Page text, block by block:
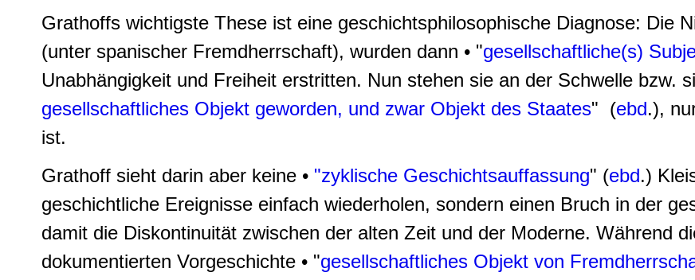
Grathoffs wichtigste These ist eine geschichtsphilosophische Diagnose: Die
(unter spanischer Fremdherrschaft), wurden dann • "gesellschaftliche(s)
Unabhängigkeit und Freiheit erstritten. Nun stehen sie an der Schwelle bzw.
gesellschaftliches Objekt geworden, und zwar Objekt des Staates" (ebd.),
ist.
Grathoff sieht darin aber keine • "zyklische Geschichtsauffassung" (ebd.)
geschichtliche Ereignisse einfach wiederholen, sondern einen Bruch in der
damit die Diskontinuität zwischen der alten Zeit und der Moderne. Während
dokumentierten Vorgeschichte • "gesellschaftliches Objekt von